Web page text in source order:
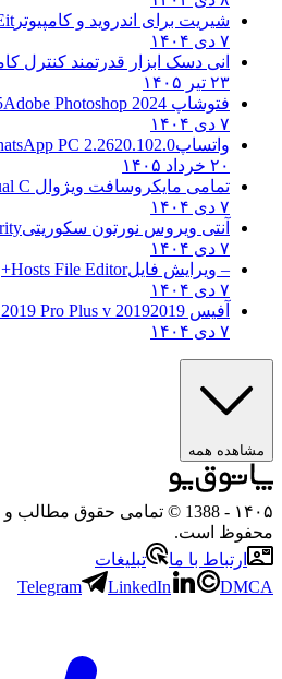
شیریت برای اندروید و کامپیوتر
۷ دی ۱۴۰۴
انی دسک ابزار قدرتمند کنترل
۲۳ تیر ۱۴۰۵
فتوشاپ CC 2025 Adobe Photoshop 2024
۷ دی ۱۴۰۴
واتساپPC 2.2620.102.0
۲۰ خرداد ۱۴۰۵
تمامی مایکروسافت ویژوال C
۷ دی ۱۴۰۴
آنتی ویروس نورتون سکوریتی
۷ دی ۱۴۰۴
– ویرایش فایلHosts File Editor+
۷ دی ۱۴۰۴
آفیس 2019 2019 Microsoft Office 2019 Pro Plus v
۷ دی ۱۴۰۴
مشاهده همه
۱۴۰۵
- 1388 © تمامی حقوق
محفوظ است.
ارتباط با ما
تبلیغات
Telegram
LinkedIn DMCA